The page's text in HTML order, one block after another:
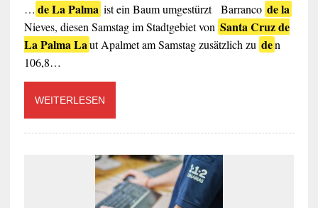
… de La Palma ist ein Baum umgestürzt Barranco de la
Nieves, diesen Samstag im Stadtgebiet von Santa Cruz de
La Palma Laut Apalmet am Samstag zusätzlich zu den
106,8…
WEITERLESEN